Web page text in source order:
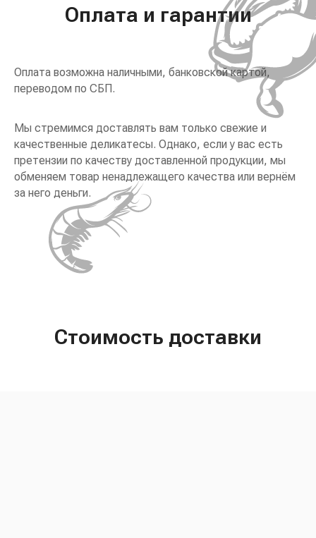
Оплата и гарантии
Оплата возможна наличными, банковской картой,
переводом по СБП.
Мы стремимся доставлять вам только свежие и
качественные деликатесы. Однако, если у вас есть
претензии по качеству доставленной продукции, мы
обменяем товар ненадлежащего качества или вернём
за него деньги.
Стоимость доставки